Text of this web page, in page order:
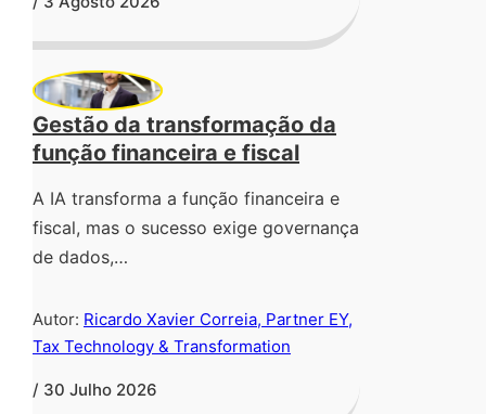
Gestão da transformação da
função financeira e fiscal
A IA transforma a função financeira e
fiscal, mas o sucesso exige governança
de dados,…
Autor: Ricardo Xavier Correia, Partner EY,
Tax Technology & Transformation
/ 30 Julho 2026